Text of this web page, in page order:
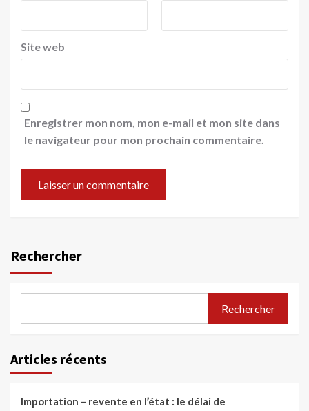
Site web
Enregistrer mon nom, mon e-mail et mon site dans
le navigateur pour mon prochain commentaire.
Rechercher
Rechercher
Articles récents
Importation – revente en l’état : le délai de